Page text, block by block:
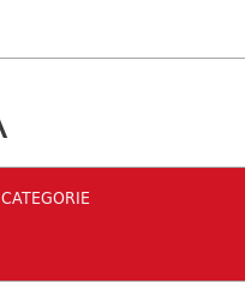
CATEGORIE